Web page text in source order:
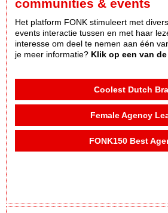
communities & events
Het platform FONK stimuleert met
events interactie tussen en met haar
interesse om deel te nemen aan één
je meer informatie? Klik op een van
Coolest Dutch
Female Agency
FONK150 Best